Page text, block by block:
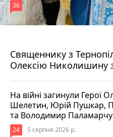
Священнику з
Олексію Николишину
36
На війні загинули Герої
Шелетин, Юрій Пушкар,
та Володимир
24 5 серпня 2026 р.